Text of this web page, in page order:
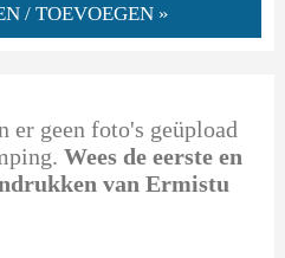
/ TOEVOEGEN »
er geen foto's geüpload
Wees de eerste en
van Ermistu